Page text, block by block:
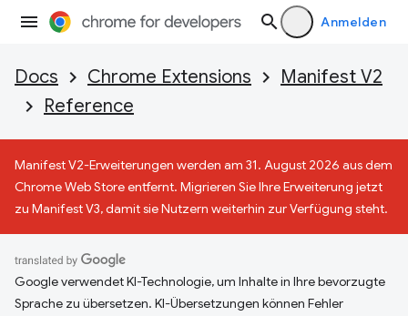
Anmelden
Docs Chrome Extensions
Manifest V2
Reference
Manifest V2-Erweiterungen werden am 31. August 2026 aus dem
Chrome Web Store entfernt. Migrieren Sie Ihre Erweiterung jetzt
zu Manifest V3, damit sie Nutzern weiterhin zur Verfügung steht.
Google verwendet KI-Technologie, um Inhalte in Ihre bevorzugte
Sprache zu übersetzen. KI-Übersetzungen können Fehler